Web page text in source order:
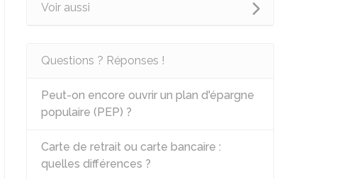
Voir aussi
Questions ? Réponses !
Peut-on encore ouvrir un plan d'épargne
populaire (PEP) ?
Carte de retrait ou carte bancaire :
quelles différences ?